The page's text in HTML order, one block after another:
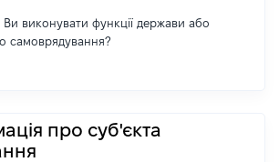
виконувати функції держави або
самоврядування?
про суб'єкта